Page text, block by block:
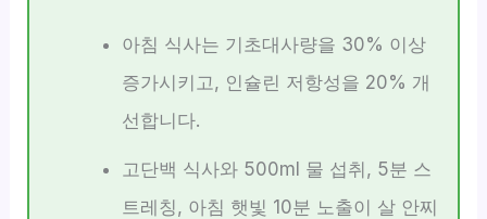
아침 식사는 기초대사량을 30% 이상
증가시키고, 인슐린 저항성을 20% 개
선합니다.
고단백 식사와 500ml 물 섭취, 5분 스
트레칭, 아침 햇빛 10분 노출이 살 안찌